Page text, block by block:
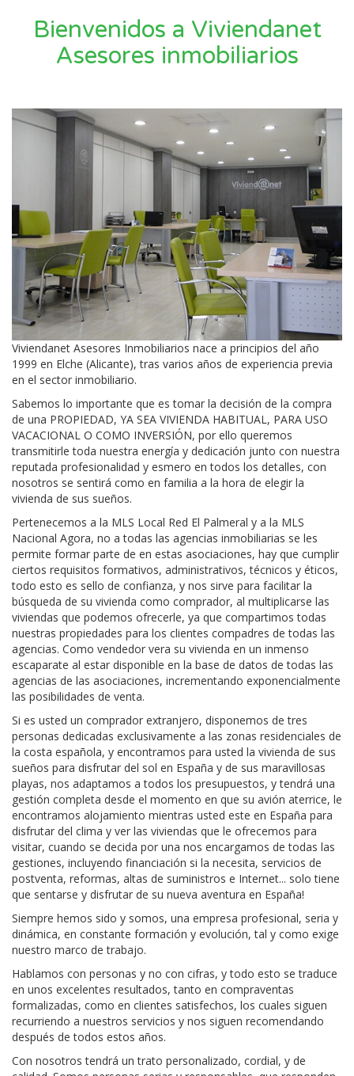
Bienvenidos a Viviendanet
Asesores inmobiliarios
Viviendanet Asesores Inmobiliarios nace a principios del año
1999 en Elche (Alicante), tras varios años de experiencia previa
en el sector inmobiliario.
Sabemos lo importante que es tomar la decisión de la compra
de una PROPIEDAD, YA SEA VIVIENDA HABITUAL, PARA USO
VACACIONAL O COMO INVERSIÓN, por ello queremos
transmitirle toda nuestra energía y dedicación junto con nuestra
reputada profesionalidad y esmero en todos los detalles, con
nosotros se sentirá como en familia a la hora de elegir la
vivienda de sus sueños.
Pertenecemos a la MLS Local Red El Palmeral y a la MLS
Nacional Agora, no a todas las agencias inmobiliarias se les
permite formar parte de en estas asociaciones, hay que cumplir
ciertos requisitos formativos, administrativos, técnicos y éticos,
todo esto es sello de confianza, y nos sirve para facilitar la
búsqueda de su vivienda como comprador, al multiplicarse las
viviendas que podemos ofrecerle, ya que compartimos todas
nuestras propiedades para los clientes compadres de todas las
agencias. Como vendedor vera su vivienda en un inmenso
escaparate al estar disponible en la base de datos de todas las
agencias de las asociaciones, incrementando exponencialmente
las posibilidades de venta.
Si es usted un comprador extranjero, disponemos de tres
personas dedicadas exclusivamente a las zonas residenciales de
la costa española, y encontramos para usted la vivienda de sus
sueños para disfrutar del sol en España y de sus maravillosas
playas, nos adaptamos a todos los presupuestos, y tendrá una
gestión completa desde el momento en que su avión aterrice, le
encontramos alojamiento mientras usted este en España para
disfrutar del clima y ver las viviendas que le ofrecemos para
visitar, cuando se decida por una nos encargamos de todas las
gestiones, incluyendo financiación si la necesita, servicios de
postventa, reformas, altas de suministros e Internet... solo tiene
que sentarse y disfrutar de su nueva aventura en España!
Siempre hemos sido y somos, una empresa profesional, seria y
dinámica, en constante formación y evolución, tal y como exige
nuestro marco de trabajo.
Hablamos con personas y no con cifras, y todo esto se traduce
en unos excelentes resultados, tanto en compraventas
formalizadas, como en clientes satisfechos, los cuales siguen
recurriendo a nuestros servicios y nos siguen recomendando
después de todos estos años.
Con nosotros tendrá un trato personalizado, cordial, y de